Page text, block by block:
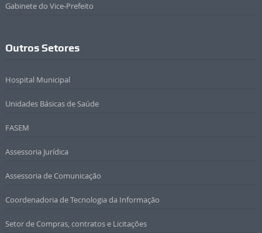
Gabinete do Vice-Prefeito
Outros Setores
Hospital Municipal
Unidades Básicas de Saúde
FASEM
Assessoria Jurídica
Assessoria de Comunicação
Coordenadoria de Tecnologia da Informação
Setor de Compras, contratos e Licitações